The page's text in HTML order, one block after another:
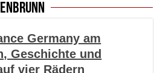
Germany am
Geschichte und
vier Rädern